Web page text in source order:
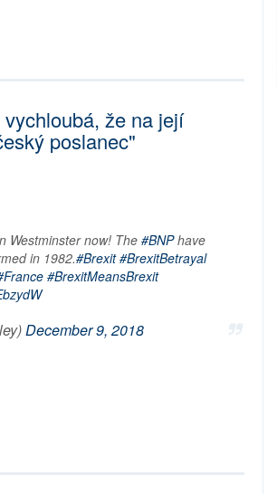
že na její
poslanec"
Westminster now! The#BNPhave
in 1982.#Brexit #BrexitBetrayal
#BrexitMeansBrexit
December 9, 2018